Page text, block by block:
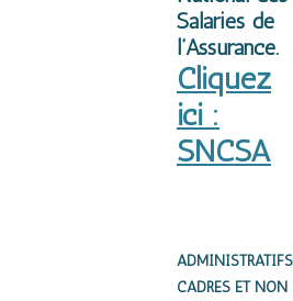
Salariés de
l’Assurance.
Cliquez
ici :
SNCSA
ADMINISTRATIFS
CADRES ET NON